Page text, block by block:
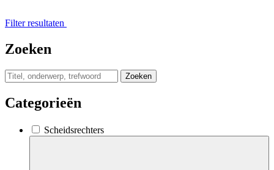
Filter resultaten
Zoeken
Zoeken
Categorieën
Scheidsrechters